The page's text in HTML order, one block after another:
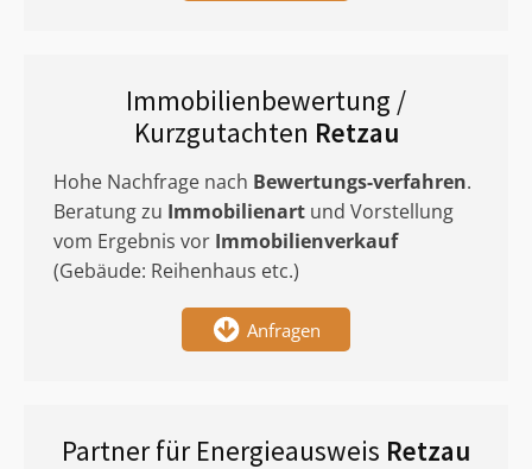
Immobilienbewertung /
Kurzgutachten Retzau
Hohe Nachfrage nach Bewertungs-verfahren.
Beratung zu Immobilienart und Vorstellung
vom Ergebnis vor Immobilienverkauf
(Gebäude: Reihenhaus etc.)
Anfragen
Partner für Energieausweis Retzau